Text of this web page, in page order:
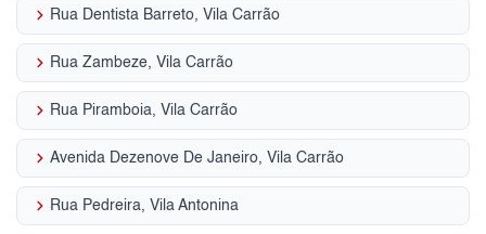
keyboard_arrow_right Rua Dentista Barreto, Vila Carrão
keyboard_arrow_right Rua Zambeze, Vila Carrão
keyboard_arrow_right Rua Piramboia, Vila Carrão
keyboard_arrow_right Avenida Dezenove De Janeiro, Vila Carrão
keyboard_arrow_right Rua Pedreira, Vila Antonina